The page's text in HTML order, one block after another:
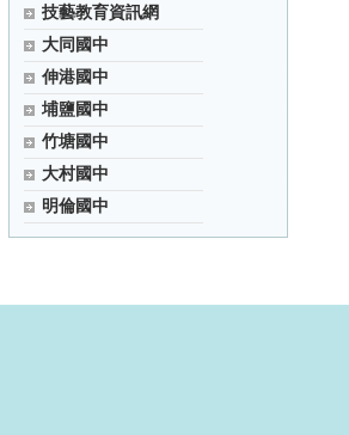
技藝教育資訊網
大同國中
伸港國中
埔鹽國中
竹塘國中
大村國中
明倫國中